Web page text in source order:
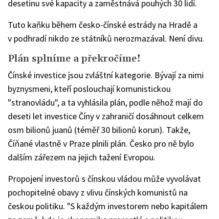
desetinu své kapacity a zaměstnává pouhých 30 lidí.
Tuto kaňku během česko-čínské estrády na Hradě a
v podhradí nikdo ze státníků nerozmazával. Není divu.
Plán splníme a překročíme!
Čínské investice jsou zvláštní kategorie. Bývají za nimi
byznysmeni, kteří poslouchají komunistickou
"stranovládu", a ta vyhlásila plán, podle něhož mají do
deseti let investice Číny v zahraničí dosáhnout celkem
osm bilionů juanů (téměř 30 bilionů korun). Takže,
Číňané vlastně v Praze plnili plán. Česko pro ně bylo
dalším zářezem na jejich tažení Evropou.
Propojení investorů s čínskou vládou může vyvolávat
pochopitelné obavy z vlivu čínských komunistů na
českou politiku. "S každým investorem nebo kapitálem